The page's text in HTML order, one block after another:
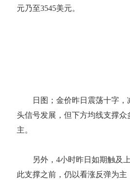
元乃至3545美元。
日图；金价昨日震荡十字，
头信号发展，但下方均线支撑
主。
另外，4小时昨日如期触及上
此支撑之前，仍以看涨反弹为主